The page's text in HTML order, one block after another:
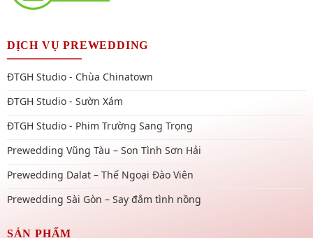
DỊCH VỤ PREWEDDING
ĐTGH Studio - Chùa Chinatown
ĐTGH Studio - Sườn Xám
ĐTGH Studio - Phim Trường Sang Trọng
Prewedding Vũng Tàu – Son Tình Sơn Hải
Prewedding Dalat – Thế Ngoại Đào Viên
Prewedding Sài Gòn – Say đắm tình nồng
SẢN PHẨM